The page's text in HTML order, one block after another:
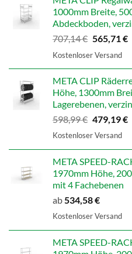
1000mm Breite,
Abdeckboden,
707,14€
Preis
565,71€
Kostenloser Versand
META CLIP
Höhe, 1300mm
Lagerebenen,
598,99€
Preis
479,19€
Kostenloser Versand
META SPEED-
1970mm Höhe,
mit 4 Fachebenen
ab 534,58€
Kostenloser Versand
META SPEED-